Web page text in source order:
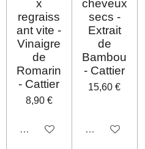
x
regraiss
ant vite -
Vinaigre
de
Romarin
- Cattier
8,90 €
Désactivé
cheveux
secs -
Extrait
de
Bambou
- Cattier
15,60 €
Désactivé